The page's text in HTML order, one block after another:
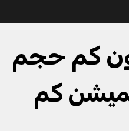
کم حجم
کم